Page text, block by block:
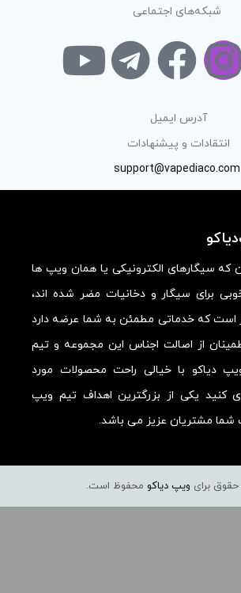
شبکه‌های اجتماعی
آدرس ایمیل
انتقادات و پیشنهادات
support@vapediaco.com
که سیگارهای الکترونیکی یا همان ویپ ها
برای سیگار و دخانیات مضر شده اند،
است که خدماتی مطمئن به شما عرضه دارد
از اصالت اجناس این مجموعه و تیم
دیاکو با خیالی راحت محصولات مورد
کنید یکی از بزرگترین اهداف تیم ویپ
شما مشتریان عزیز می باشد.
برای ویپ دیاکو محفوظ است.